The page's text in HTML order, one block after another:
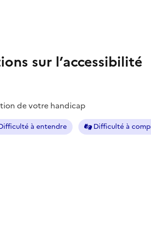
sur l’accessibilité
de votre handicap
à entendre Difficulté à